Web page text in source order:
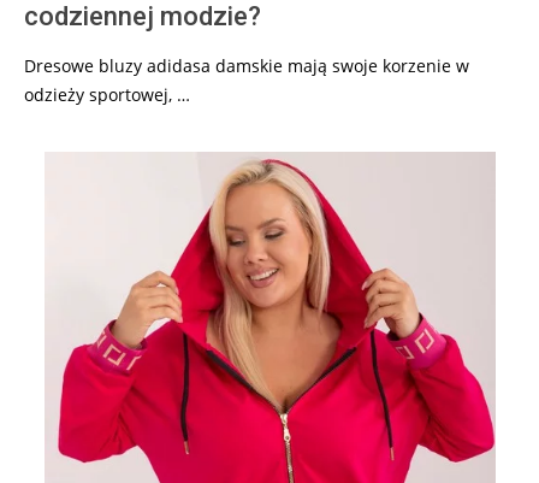
codziennej modzie?
Dresowe bluzy adidasa damskie mają swoje korzenie w
odzieży sportowej, …